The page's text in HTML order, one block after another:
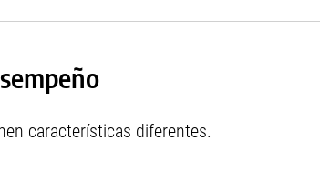
características diferentes.